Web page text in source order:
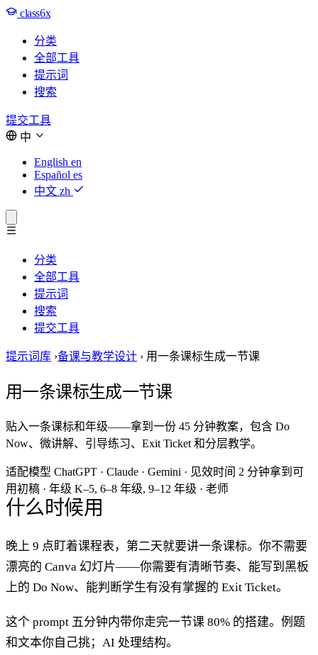
class6x
分类
全部工具
提示词
搜索
提交工具
中
English en
Español es
中文 zh
分类
全部工具
提示词
搜索
提交工具
提示词库 ›备课与教学设计 › 用一条课标生成一节课
用一条课标生成一节课
贴入一条课标和年级——拿到一份 45 分钟教案，包含 Do
Now、微讲解、引导练习、Exit Ticket 和分层教学。
适配模型 ChatGPT · Claude · Gemini · 见效时间 2 分钟拿到可
用初稿 · 年级 K–5, 6–8 年级, 9–12 年级 · 老师
什么时候用
晚上 9 点盯着课程表，第二天就要讲一条课标。你不需要
漂亮的 Canva 幻灯片——你需要有清晰节奏、能写到黑板
上的 Do Now、能判断学生有没有掌握的 Exit Ticket。
这个 prompt 五分钟内带你走完一节课 80% 的搭建。例题
和文本你自己挑；AI 处理结构。